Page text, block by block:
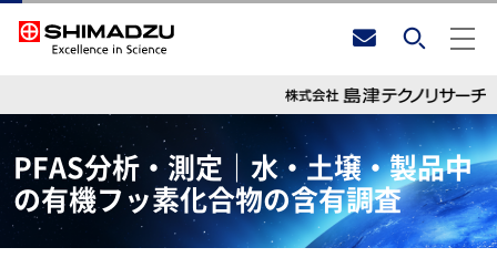
PFAS分析・測定｜水・土壌・製品中
の有機フッ素化合物の含有調査